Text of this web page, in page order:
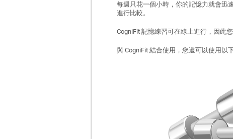
每週只花一個小時，你的記憶力就會迅
進行比較。
CogniFit 記憶練習可在線上進行，因此
與 CogniFit 結合使用，您還可以使用以